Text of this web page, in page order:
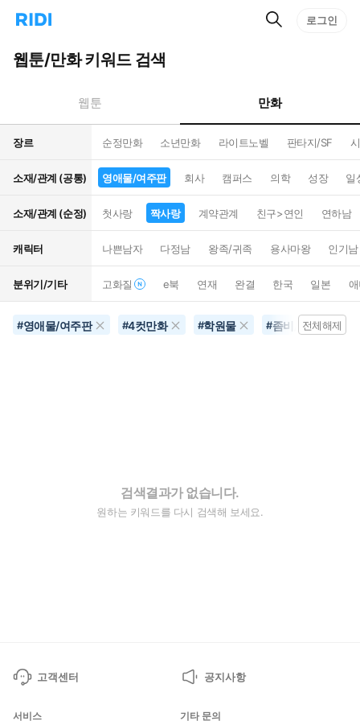
리
홈
으
턴
트
검
로그인
웹툰/만화 키워드 검색
웹툰 만화
장르 순정만화 소년만화 라이트노벨 판타지/SF
소재/관계 (공통) 영애물/여주판 회사 캠퍼스 의학 성장 일
소재/관계 (순정) 첫사랑 짝사랑 계약관계 친구>연인 연하남
캐릭터 나쁜남자 다정남 왕족/귀족 용사마왕 인기남
분위기/기타 고화질 e북 연재 완결 한국 일본
#영애물/여주판 #4컷만화 #학원물 #좀비/뱀파이어
전체해제
검색결과가 없습니다.
원하는 키워드를 다시 검색해 보세요.
고객센터 공지사항
서비스 기타 문의